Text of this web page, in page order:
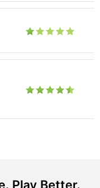
Play Better.